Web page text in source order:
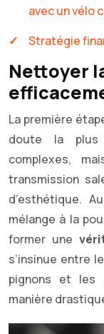
avec un vélo
Stratégie
Nettoyer
La première
doute la plus
complexes,
transmission
d’esthétique.
mélange à la
former une
s’insinue entre
pignons et les
manière